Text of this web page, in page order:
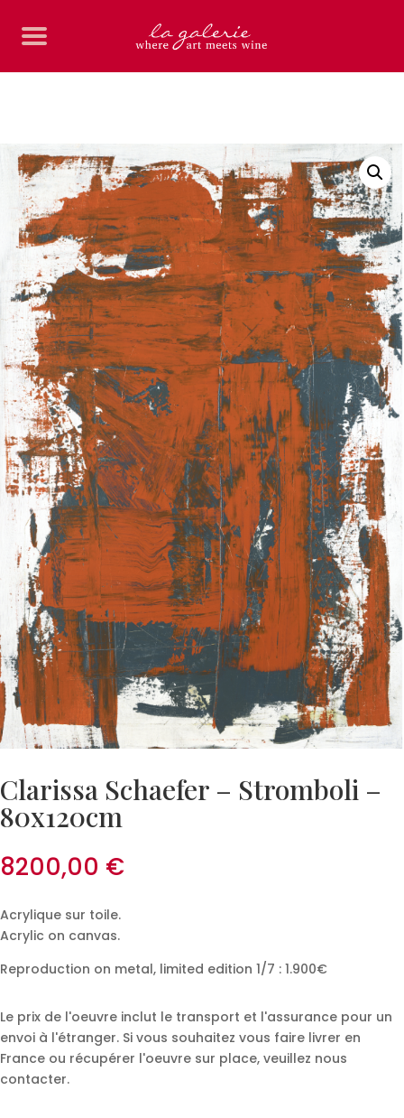
Clarissa Schaefer – Stromboli –
80x120cm
8200,00 €
Acrylique sur toile.
Acrylic on canvas.
Reproduction on metal, limited edition 1/7 : 1.900€
Le prix de l'oeuvre inclut le transport et l'assurance pour un
envoi à l'étranger. Si vous souhaitez vous faire livrer en
France ou récupérer l'oeuvre sur place, veuillez nous
contacter.